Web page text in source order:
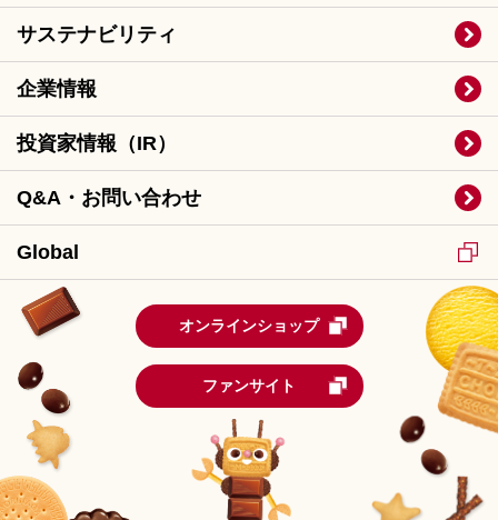
サステナビリティ
企業情報
投資家情報（IR）
Q&A・お問い合わせ
Global
オンラインショップ
ファンサイト